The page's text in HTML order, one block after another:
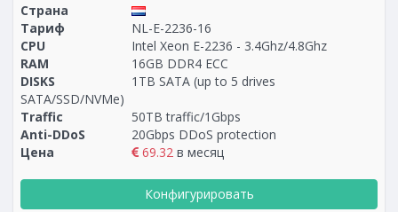
Построение54 - 148
Страна
Тариф
NL-E-2236-16
CPU
Intel Xeon E-2236 - 3.4Ghz/4.8Ghz
RAM
16GB DDR4 ECC
DISKS
1TB SATA (up to 5 drives
SATA/SSD/NVMe)
Traffic
50TB traffic/1Gbps
Anti-DDoS
20Gbps DDoS protection
Цена
69.32 в месяц
Конфигурировать